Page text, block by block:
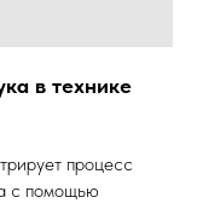
в технике
процесс
с помощью